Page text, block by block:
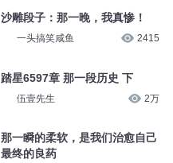
沙雕段子：那一晚，我真惨！
一头搞笑咸鱼 2415
踏星6597章 那一段历史 下
伍壹先生 2万
那一瞬的柔软，是我们治愈自己
最终的良药